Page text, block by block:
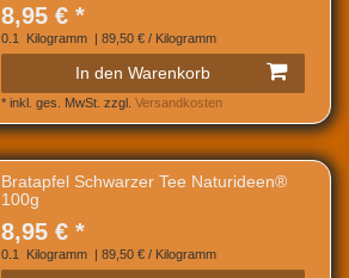
8,95 € *
0.1 Kilogramm | 89,50 € / Kilogramm
In den Warenkorb
* inkl. ges. MwSt. zzgl. Versandkosten
Bratapfel Schwarzer Tee Naturideen®
100g
8,95 € *
0.1 Kilogramm | 89,50 € / Kilogramm